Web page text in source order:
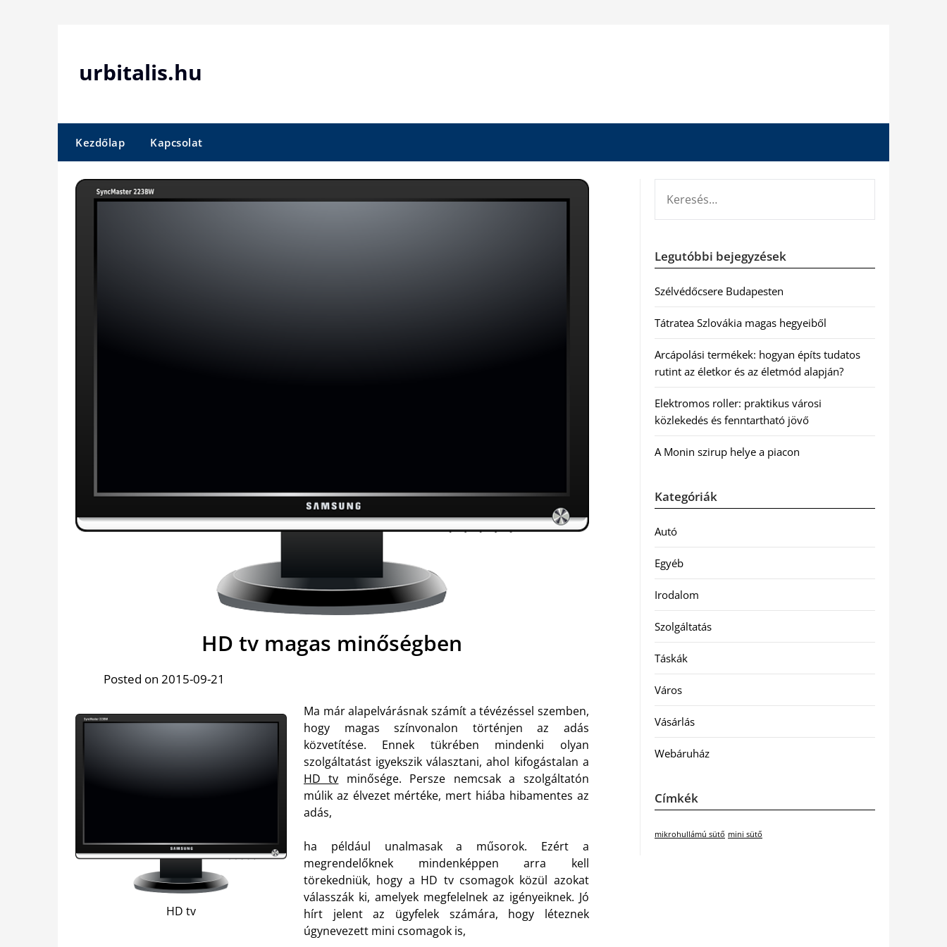
urbitalis.hu
Kezdőlap Kapcsolat
HD tv magas minőségben
Posted on 2015-09-21
HD tv
Ma már alapelvárásnak számít a tévézéssel szemben,
hogy magas színvonalon történjen az adás
közvetítése. Ennek tükrében mindenki olyan
szolgáltatást igyekszik választani, ahol kifogástalan a
HD tv minősége. Persze nemcsak a szolgáltatón
múlik az élvezet mértéke, mert hiába hibamentes az
adás,
ha például unalmasak a műsorok. Ezért a
megrendelőknek mindenképpen arra kell
törekedniük, hogy a HD tv csomagok közül azokat
válasszák ki, amelyek megfelelnek az igényeiknek. Jó
hírt jelent az ügyfelek számára, hogy léteznek
úgynevezett mini csomagok is,
Legutóbbi bejegyzések
Szélvédőcsere Budapesten
Tátratea Szlovákia magas hegyeiből
Arcápolási termékek: hogyan építs tudatos
rutint az életkor és az életmód alapján?
Elektromos roller: praktikus városi
közlekedés és fenntartható jövő
A Monin szirup helye a piacon
Kategóriák
Autó
Egyéb
Irodalom
Szolgáltatás
Táskák
Város
Vásárlás
Webáruház
Címkék
mikrohullámú sütő mini sütő